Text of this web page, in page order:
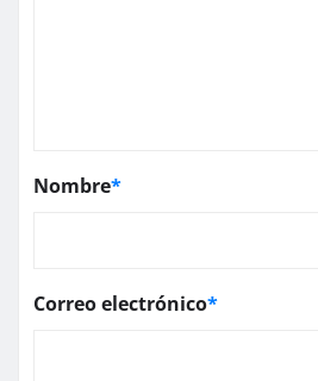
Nombre*
Correo electrónico*